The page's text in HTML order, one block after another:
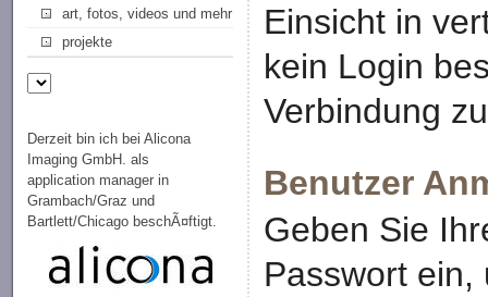
art, fotos, videos und mehr
projekte
Derzeit bin ich bei Alicona
Imaging GmbH. als
application manager in
Grambach/Graz und
Bartlett/Chicago beschÃ¤ftigt.
Einsicht in
kein Login
Verbindung
Benutzer
Geben Sie
Passwort ein,